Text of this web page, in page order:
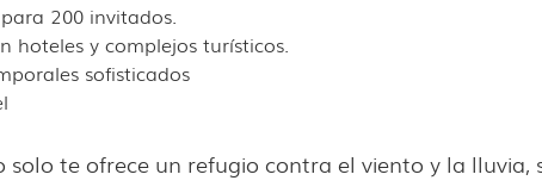
200 invitados.
hoteles y complejos turísticos.
sofisticados
te ofrece un refugio contra el viento y la